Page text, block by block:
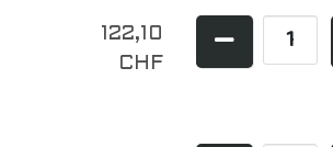
122,10
CHF